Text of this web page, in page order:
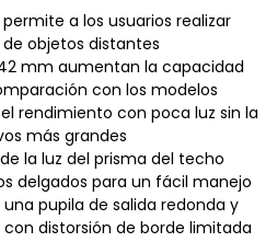
a los usuarios realizar
objetos distantes
mm aumentan la capacidad
con los modelos
rendimiento con poca luz sin la
más grandes
la luz del prisma del techo
delgados para un fácil manejo
pupila de salida redonda y
distorsión de borde limitada